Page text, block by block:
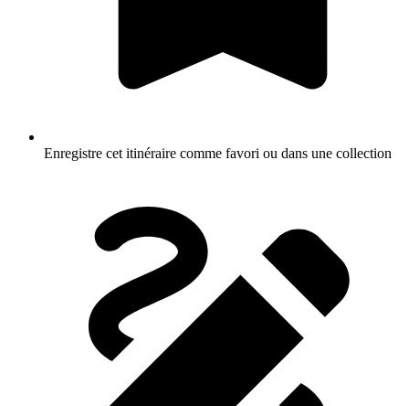
Enregistre cet itinéraire comme favori ou dans une collection